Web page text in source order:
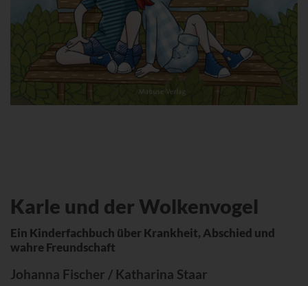
Karle und der Wolkenvogel
Ein Kinderfachbuch über Krankheit, Abschied und
wahre Freundschaft
Johanna Fischer / Katharina Staar